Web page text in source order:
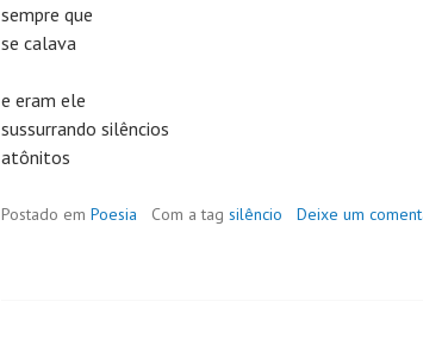
sempre que
se calava
e eram ele
sussurrando silêncios
atônitos
Postado em Poesia Com a tag silêncio Deixe um